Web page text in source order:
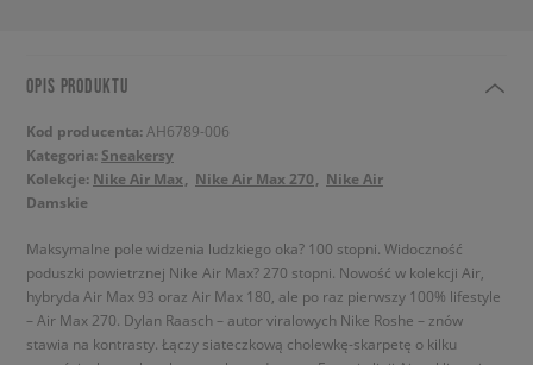
OPIS PRODUKTU
Kod producenta: AH6789-006
Kategoria: Sneakersy
Kolekcje: Nike Air Max Nike Air Max 270
Nike Air
Damskie
Maksymalne pole widzenia ludzkiego oka? 100 stopni. Widoczność
poduszki powietrznej Nike Air Max? 270 stopni. Nowość w kolekcji Air,
hybryda Air Max 93 oraz Air Max 180, ale po raz pierwszy 100% lifestyle
– Air Max 270. Dylan Raasch – autor viralowych Nike Roshe – znów
stawia na kontrasty. Łączy siateczkową cholewkę-skarpetę o kilku